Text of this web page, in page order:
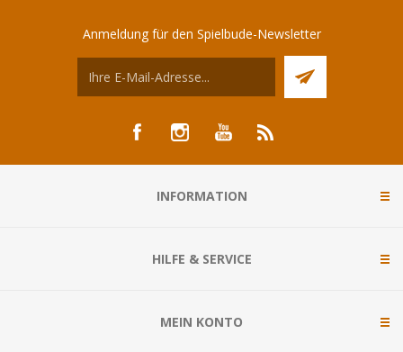
Anmeldung für den Spielbude-Newsletter
INFORMATION
HILFE & SERVICE
MEIN KONTO